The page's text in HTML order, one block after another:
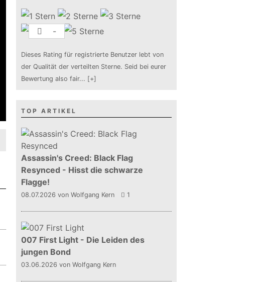
-
Dieses Rating für registrierte Benutzer lebt von
der Qualität der verteilten Sterne. Seid bei eurer
Bewertung also fair... [+]
TOP ARTIKEL
Assassin's Creed: Black Flag
Resynced - Hisst die schwarze
Flagge!
08.07.2026 von Wolfgang Kern 1
007 First Light - Die Leiden des
jungen Bond
03.06.2026 von Wolfgang Kern